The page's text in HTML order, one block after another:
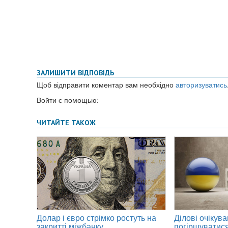
ЗАЛИШИТИ ВІДПОВІДЬ
Щоб відправити коментар вам необхідно авторизуватись
Войти с помощью: